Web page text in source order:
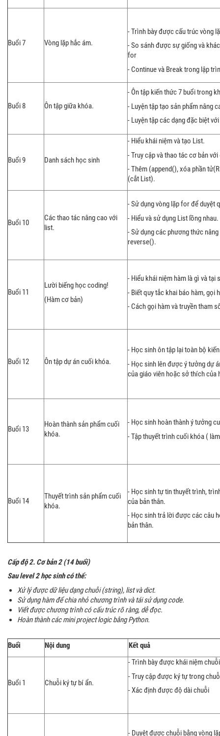
Buổi 7 Vòng lặp hắc ám.
- Trình bày được cấu trúc vòng
- So sánh được sự giống và
for
- Continue và Break trong lập
Buổi 8 Ôn tập giữa khóa.
- Ôn tập kiến thức 7 buổi trong
- Luyện tập tạo sản phẩm nâng
- Luyện tập các dạng đặc biệt
Buổi 9 Danh sách học sinh
- Hiểu khái niệm và tạo List.
- Truy cập và thao tác cơ bản
- Thêm (append(), xóa phần
(cắt List).
Buổi 10
Các thao tác nâng cao với
list.
- Sử dụng vòng lặp for để duyệt
- Hiểu và sử dụng List lồng nhau.
- Sử dụng các phương thức
reverse().
Buổi 11
Lười biếng học coding!
(Hàm cơ bản)
- Hiểu khái niệm hàm là gì và tại
- Biết quy tắc khai báo hàm, gọi
- Cách gọi hàm và truyền tham
Buổi 12 Ôn tập dự án cuối khóa.
- Học sinh ôn tập lại toàn bộ
- Học sinh lên được ý tưởng dự
của giáo viên hoặc sở thích của
Buổi 13
Hoàn thành sản phẩm cuối
khóa.
- Học sinh hoàn thành ý tưởng
- Tập thuyết trình cuối khóa (
Buổi 14
Thuyết trình sản phẩm cuối
khóa.
- Học sinh tự tin thuyết trình,
của bản thân.
- Học sinh trả lời được các câu
bản thân.
Cấp độ 2. Cơ bản 2(14buổi)
Sau level 2 học sinh có thể:
Xử lý được dữ liệu dạng chuỗi (string), list và dict.
Sử dụng hàm để chia nhỏ chương trình và tái sử dụng code.
Viết được chương trình có cấu trúc rõ ràng, dễ đọc.
Hoàn thành các mini project logic bằng Python.
Buổi Nội dung Kết quả
Buổi 1 Chuỗi ký tự bí ẩn.
- Trình bày được khái niệm
- Truy cập được ký tự trong
- Xác định được độ dài chuỗi
- Duyệt được chuỗi bằng vòng